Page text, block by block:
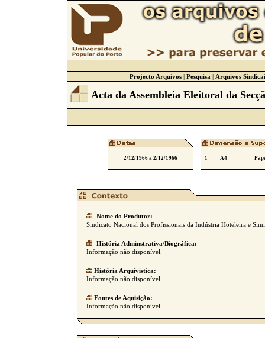
Projecto Arquivos| Pesquisa | Arquivos
Acta da Assembleia Eleitoral da
2/12/1966 a 2/12/1966 1 A4
Nome do Produtor:
Sindicato Nacional dos Profissionais da Indústria Hoteleira e
História Adminstrativa/Biográfica:
Informação não disponível.
História Arquívistica:
Informação não disponível.
Fontes de Aquisição:
Informação não disponível.